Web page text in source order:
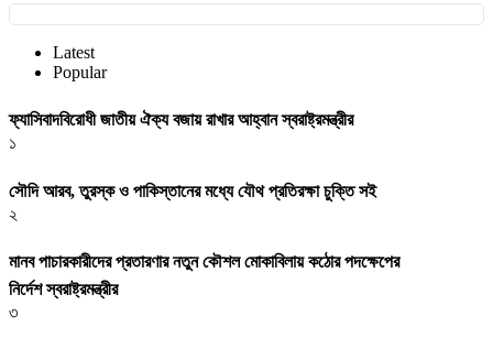
Latest
Popular
ফ্যাসিবাদবিরোধী জাতীয় ঐক্য বজায় রাখার আহ্বান স্বরাষ্ট্রমন্ত্রীর
১
সৌদি আরব, তুরস্ক ও পাকিস্তানের মধ্যে যৌথ প্রতিরক্ষা চুক্তি সই
২
মানব পাচারকারীদের প্রতারণার নতুন কৌশল মোকাবিলায় কঠোর পদক্ষেপের
নির্দেশ স্বরাষ্ট্রমন্ত্রীর
৩